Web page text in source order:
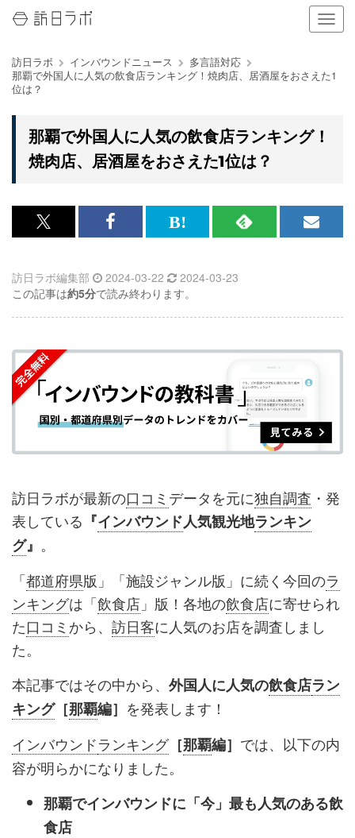
ナ
ビ
ー
シ
訪日ラボ インバウンドニュース
多言語対応
那覇で外国人に人気の飲食店ランキング！焼肉店、居酒屋をおさえた1
位は？
那覇で外国人に人気の飲食店ランキング！
焼肉店、居酒屋をおさえた1位は？
x<br>
記
事
シ
ェ
ア
す
る
Facebook<br>
記
事
シ
ェ
ア
す
る
は
な
ブ
ク
マ
ー
ク
に
加
RSS
購
読
す
る
メ
録
す
訪日ラボ編集部 2024-03-22
2024-03-23
この記事は約5分で読み終わります。
訪日ラボが最新の口コミ データを元に独自調査 ・発
表している 『インバウンド人気観光地ランキン
グ』 。
「都道府県版」「施設ジャンル版」に続く今回のラ
ンキングは「飲食店 」版！各地の飲食店に寄せられ
た口コミ から、 訪日客に人気のお店を調査しまし
た。
本記事ではその中から、 外国人に人気の飲食店ラン
キング［那覇編］ を発表します！
インバウンドランキング［那覇編］ では、以下の内
容が明らかになりました。
那覇でインバウンドに「今」最も人気のある飲
食店